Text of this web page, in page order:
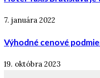
7. januára 2022
Výhodné cenové
19. októbra 2023